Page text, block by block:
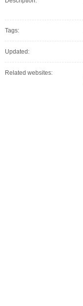
Tags:
Updated:
Related websites: